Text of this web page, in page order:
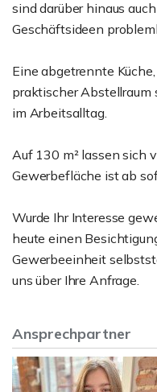
sind darüber hinaus
Geschäftsideen
Eine abgetrennte
praktischer Abstellraum
im Arbeitsalltag.
Auf 130 m² lassen sich
Gewerbefläche ist ab
Wurde Ihr Interesse
heute einen
Gewerbeeinheit
uns über Ihre Anfrage.
Ansprechpartner